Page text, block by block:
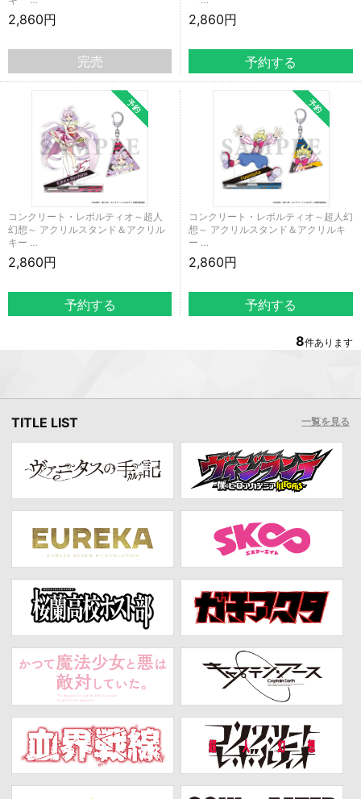
2,860円
完売
2,860円
コンクリート・レボルティオ～超人
幻想～ アクリルスタンド＆アクリル
キー …
2,860円
コンクリート・レボルティオ～超人幻
想～ アクリルスタンド＆アクリルキ
ー …
2,860円
8件あります
TITLE LIST 一覧を見る